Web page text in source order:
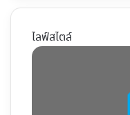
ไลฟ์สไตล์